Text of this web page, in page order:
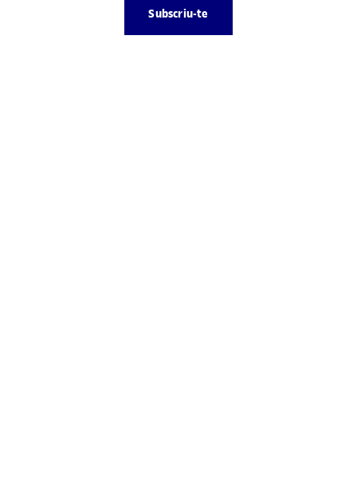
Subscriu-te
Inscripció oberta
Enginyeria de